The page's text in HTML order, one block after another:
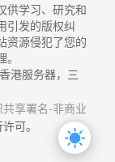
供学习、研究和
引发的版权纠
资源侵犯了您的
港服务器，三
共享署名-非商业
可。